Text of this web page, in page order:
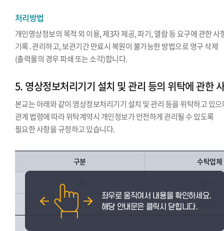
처리방법
개인영상정보의 목적 외 이용, 제3자 제공, 파기, 열람 등 요구에 관한 사
기록․관리하고, 보관기간 만료시 복원이 불가능한 방법으로 영구 삭제
(출력물의 경우 파쇄 또는 소각)합니다.
5. 영상정보처리기기 설치 및 관리 등의 위탁에 관한
본교는 아래와 같이 영상정보처리기기 설치 및 관리 등을 위탁하고 있
관계 법령에 따라 위탁계약시 개인정보가 안전하게 관리될 수 있도록
필요한 사항을 규정하고 있습니다.
구분 수탁업체
글로벌